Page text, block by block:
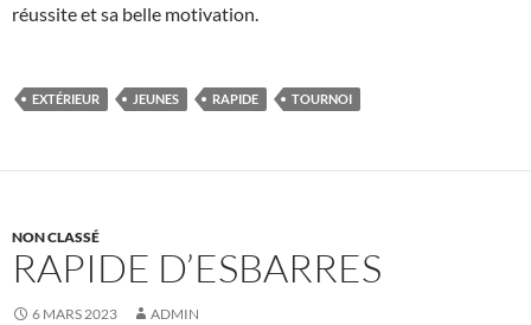
réussite et sa belle motivation.
EXTÉRIEUR JEUNES RAPIDE TOURNOI
NON CLASSÉ
RAPIDE D’ESBARRES
6 MARS 2023 ADMIN